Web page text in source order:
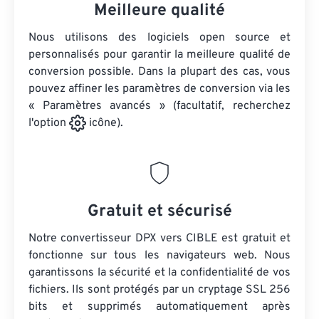
Meilleure qualité
Nous utilisons des logiciels open source et
personnalisés pour garantir la meilleure qualité de
conversion possible. Dans la plupart des cas, vous
pouvez affiner les paramètres de conversion via les
« Paramètres avancés » (facultatif, recherchez
l'option
icône).
Gratuit et sécurisé
Notre convertisseur DPX vers CIBLE est gratuit et
fonctionne sur tous les navigateurs web. Nous
garantissons la sécurité et la confidentialité de vos
fichiers. Ils sont protégés par un cryptage SSL 256
bits et supprimés automatiquement après